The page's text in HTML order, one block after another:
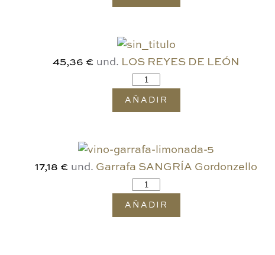
45,36 € und. LOS REYES DE LEÓN
AÑADIR
17,18 € und. Garrafa SANGRÍA Gordonzello
AÑADIR